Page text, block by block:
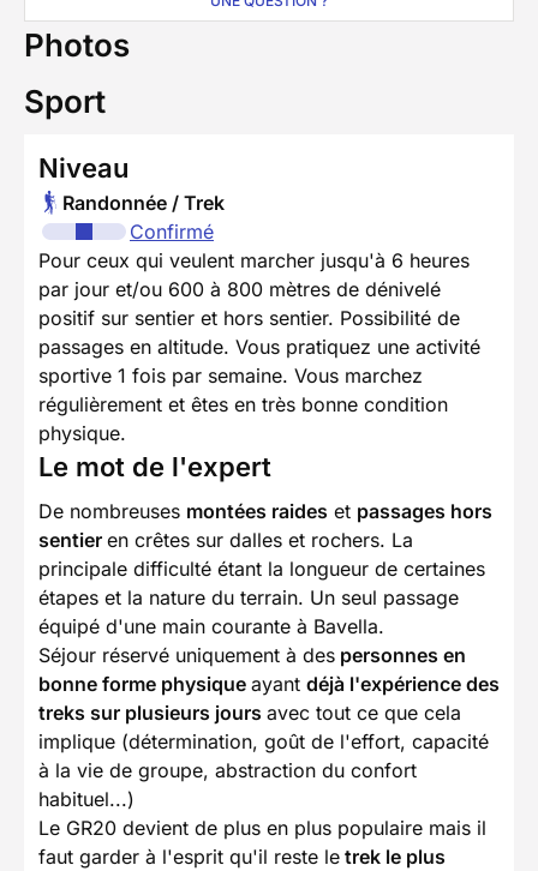
Photos
Sport
Niveau
Randonnée / Trek
Confirmé
Pour ceux qui veulent marcher jusqu'à 6 heures
par jour et/ou 600 à 800 mètres de dénivelé
positif sur sentier et hors sentier. Possibilité de
passages en altitude. Vous pratiquez une activité
sportive 1 fois par semaine. Vous marchez
régulièrement et êtes en très bonne condition
physique.
Le mot de l'expert
De nombreuses montées raides et passages hors
sentier en crêtes sur dalles et rochers. La
principale difficulté étant la longueur de certaines
étapes et la nature du terrain. Un seul passage
équipé d'une main courante à Bavella.
Séjour réservé uniquement à des personnes en
bonne forme physique ayant déjà l'expérience des
treks sur plusieurs jours avec tout ce que cela
implique (détermination, goût de l'effort, capacité
à la vie de groupe, abstraction du confort
habituel...)
Le GR20 devient de plus en plus populaire mais il
faut garder à l'esprit qu'il reste le trek le plus